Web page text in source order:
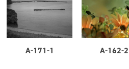
A-171-1 A-162-2